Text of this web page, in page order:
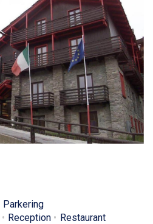
Parkering
Reception
Restaurant